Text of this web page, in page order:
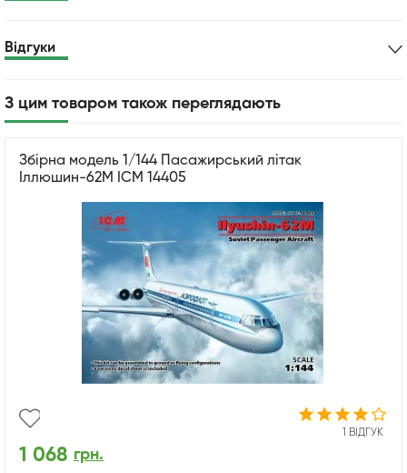
Відгуки
З цим товаром також переглядають
Збірна модель 1/144 Пасажирський літак
Іллюшин-62М ICM 14405
1 ВІДГУК
1 068 грн.